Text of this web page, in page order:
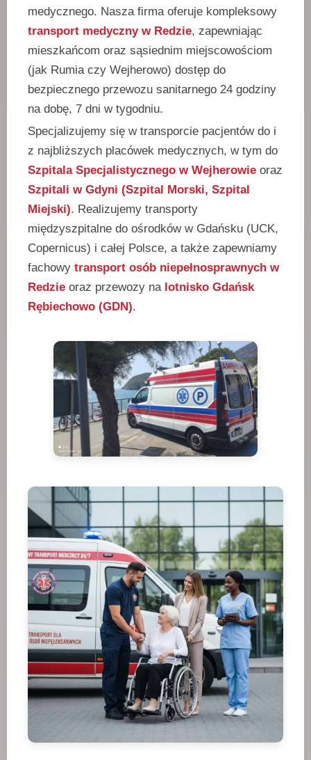
medycznego. Nasza firma oferuje kompleksowy
transport medyczny w Redzie, zapewniając
mieszkańcom oraz sąsiednim miejscowościom
(jak Rumia czy Wejherowo) dostęp do
bezpiecznego przewozu sanitarnego 24 godziny
na dobę, 7 dni w tygodniu.
Specjalizujemy się w transporcie pacjentów do i
z najbliższych placówek medycznych, w tym do
Szpitala Specjalistycznego w Wejherowie oraz
Szpitali w Gdyni (Szpital Morski, Szpital
Miejski). Realizujemy transporty
międzyszpitalne do ośrodków w Gdańsku (UCK,
Copernicus) i całej Polsce, a także zapewniamy
fachowy transport osób niepełnosprawnych w
Redzie oraz przewozy na lotnisko Gdańsk
Rębiechowo (GDN).